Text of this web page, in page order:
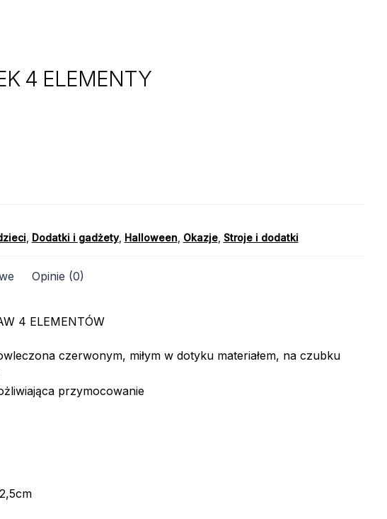
4 ELEMENTY
, Dodatki i gadżety, Halloween, Okazje, Stroje i dodatki
Opinie (0)
4 ELEMENTÓW
czerwonym, miłym w dotyku materiałem, na czubku
przymocowanie